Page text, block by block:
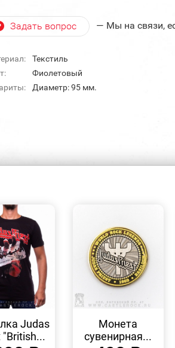
Задать вопрос — Мы на связи,
Текстиль
Фиолетовый
Диаметр: 95 мм.
ПРОСМОТР
Judas
"British...
Монета
сувенирная...